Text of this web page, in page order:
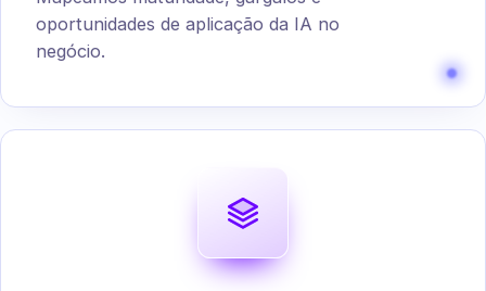
oportunidades de aplicação da IA no
negócio.